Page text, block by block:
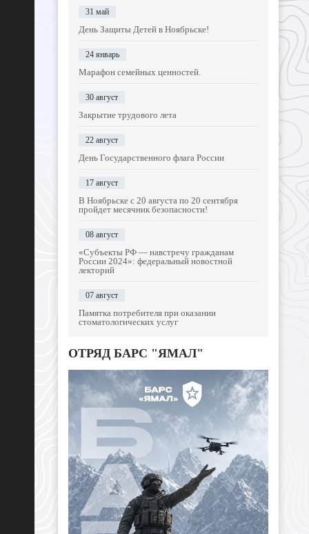
31 май
День Защиты Детей в Ноябрьске!
24 январь
Марафон семейных ценностей.
30 август
Закрытие трудового лета
22 август
День Государственного флага России
17 август
В Ноябрьске с 20 августа по 20 сентября
пройдет месячник безопасности!
08 август
«Субъекты РФ — навстречу гражданам
России 2024»: федеральный новостной
лекторий
07 август
Памятка потребителя при оказании
стоматологических услуг
ОТРЯД БАРС "ЯМАЛ"